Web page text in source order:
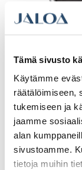
Tämä sivusto
Käytämme
räätälöimiseen,
tukemiseen ja
jaamme
alan
sivustoamme.
tietoja muihin
Carat dry cut